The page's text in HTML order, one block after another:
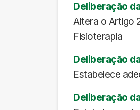
Deliberação
Altera o Artigo
Fisioterapia
Deliberação
Estabelece
Deliberação